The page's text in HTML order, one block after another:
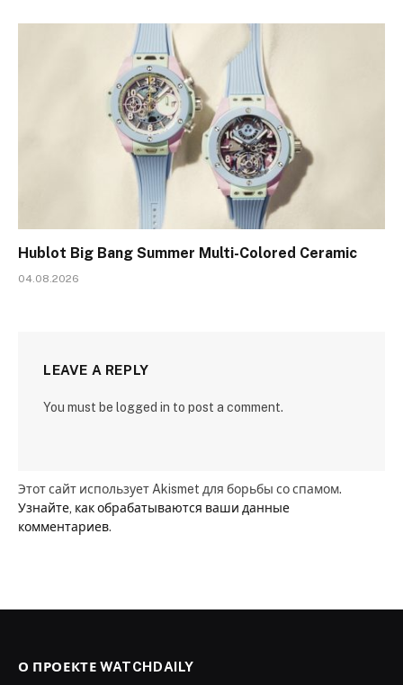
Hublot Big Bang Summer Multi-Colored Ceramic
04.08.2026
LEAVE A REPLY
You must be logged in to post a comment.
Этот сайт использует Akismet для борьбы со спамом.
Узнайте, как обрабатываются ваши данные
комментариев.
О ПРОЕКТЕ WATCHDAILY